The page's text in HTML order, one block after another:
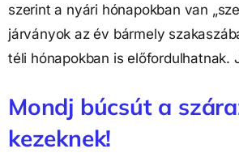
szerint a nyári hónapokban van
járványok az év bármely
téli hónapokban is előfordulhatnak.
Mondj búcsút a
kezeknek!